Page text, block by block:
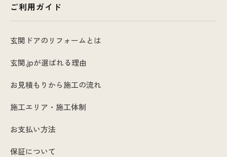
ご利用ガイド
玄関ドアのリフォームとは
玄関.jpが選ばれる理由
お見積もりから施工の流れ
施工エリア・施工体制
お支払い方法
保証について